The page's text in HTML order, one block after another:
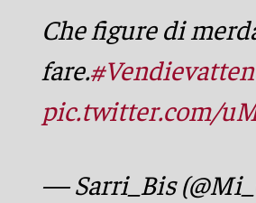
Che figure di
fare.
pic.twitter.com/
— Sarri_Bis